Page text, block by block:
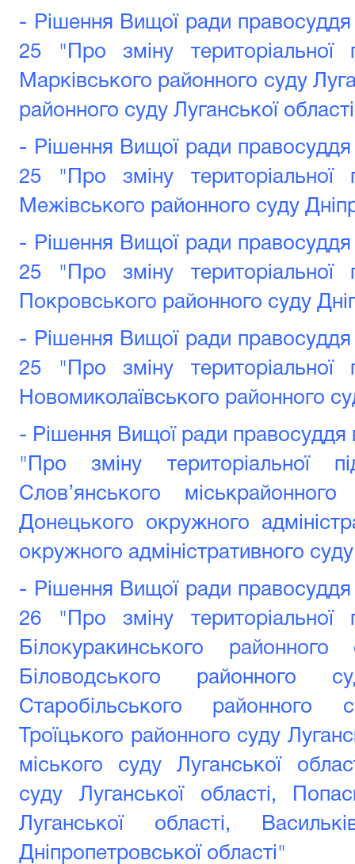
- Рішення Вищої ради
25 "Про зміну територіальної
Марківського районного суду
районного суду Луганської
- Рішення Вищої ради
25 "Про зміну територіальної
Межівського районного суду
- Рішення Вищої ради
25 "Про зміну територіальної
Покровського районного суду
- Рішення Вищої ради
25 "Про зміну територіальної
Новомиколаївського районного
- Рішення Вищої ради
"Про зміну територіальної
Слов’янського
Донецького окружного
окружного адміністративного
- Рішення Вищої ради
26 " Про зміну територіальної
Білокуракинського
Біловодського районного
Старобільського районного
Троїцького районного суду
міського суду Луганської
суду Луганської області,
Луганської області,
Дніпропетровської області"